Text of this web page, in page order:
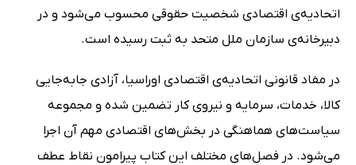
اتحادیه‌ی اقتصادی شخصیت حقوقی محسوب می‌شود و در
دبیرخانه‌ی سازمان ملل متحد به ثبت رسیده است.
در مفاد قانونی اتحادیه‌ی اقتصادی اوراسیا، آزادی جابه‌جایی
کالا، خدمات، سرمایه و نیروی کار تضمین شده و مجموعه‌
سیاست‌های هماهنگی در بخش‌های اقتصادی مهم آن اجرا
می‌شود. در فصل‌های مختلف این کتاب پیرامون نقاط عطف